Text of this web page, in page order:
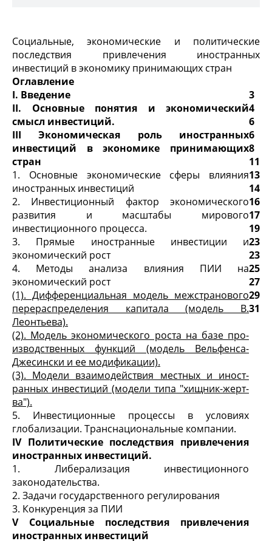
Социальные, экономические и политические
последствия привлечения иностранных
инвестиций в экономику принимающих стран
Оглавление
I. Введение
II. Основные понятия и экономический
смысл инвестиций.
III Экономическая роль иностранных
инвестиций в экономике принимающих
стран
1. Основные экономические сферы влияния
иностранных инвестиций
2. Инвестиционный фактор экономического
развития и масштабы мирового
инвестиционного процесса.
3. Прямые иностранные инвестиции и
экономический рост
4. Методы анализа влияния ПИИ на
экономический рост
(1). Дифференциальная модель межстранового
перераспределения капитала (модель В.
Леонтье­ва).
(2). Модель экономического роста на базе про­
изводственных функций (модель Вельфенса-
Джесински и ее модификации).
(3). Модели взаимодействия местных и иност­
ранных инвестиций (модели типа "хищник-жерт­
ва").
5. Инвестиционные процессы в условиях
глобализации. Транснациональные компании.
IV Политические последствия привлечения
иностранных инвестиций.
1. Либерализация инвестиционного
законодательства.
2. Задачи государственного регулирования
3. Конкуренция за ПИИ
V Социальные последствия привлечения
иностранных инвестиций
3
4
6
6
8
11
13
14
16
17
19
23
23
25
27
29
31